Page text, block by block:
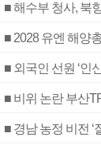
■ 해수부 청사, 북
■ 2028 유엔 해양
■ 외국인 선원 ‘인
■ 비위 논란 부산
■ 경남 농정 비전